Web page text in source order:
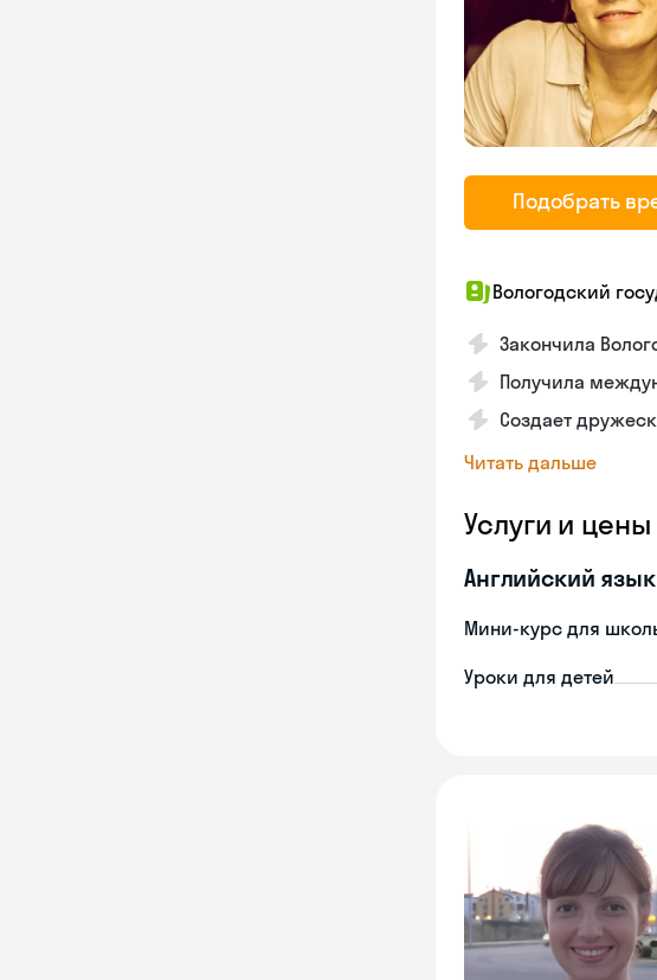
Подобрать
Вологодский
Закончила
Получила
Создает
Читать дальше
Услуги и цены
Английский язык
Мини-курс для
Уроки для детей